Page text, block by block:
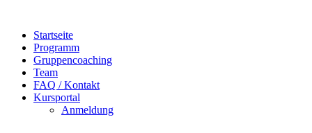
wechselnStartseite
Programm
Gruppencoaching
Team
FAQ / Kontakt
Kursportal
Anmeldung